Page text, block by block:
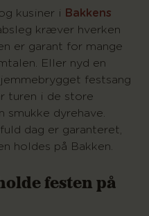
kusiner i
Bakkens
kræver hverken
er garant for mange
Eller nyd en
festsang
turen i de store
smukke dyrehave.
dag er garanteret,
holdes på Bakken.
festen på